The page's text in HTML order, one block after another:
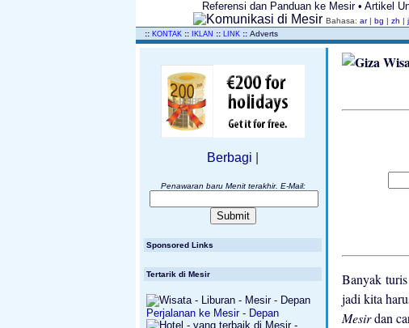
Referensi dan Panduan ke Mesir • Artikel
Bahasa: ar | bg | zh |
:: KONTAK :: IKLAN :: LINK :: Adverts
Berbagi
Penawaran baru Menit terakhir. E-Mail:
Sponsored Links
Tertarik di Mesir
Perjalanan ke Mesir - Depan
Banyak
jadi kita
Mesirdan